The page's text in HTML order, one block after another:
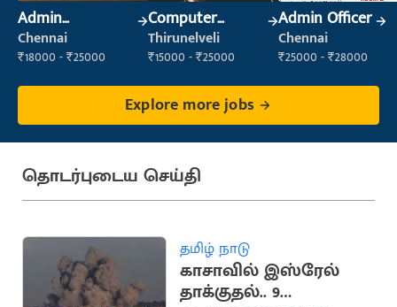
Admin
Supervisor
Chennai
₹18000 - ₹25000
Computer
Operator
Thirunelveli
₹15000 - ₹25000
Admin Officer
Chennai
₹25000 - ₹28000
Explore more jobs
தொடர்புடைய செய்தி
தமிழ் நாடு
காசாவில் இஸ்ரேல்
தாக்குதல்.. 9